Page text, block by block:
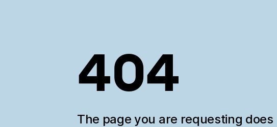
404
The page you are requesting does